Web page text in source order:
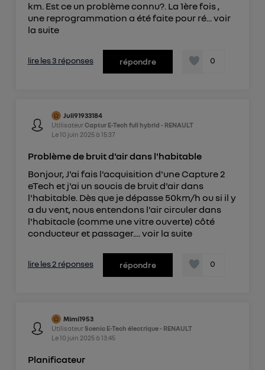
km. Est ce un problème connu?. La 1ère fois ,
une reprogrammation a été faite pour ré... voir
la suite
lire les 3 réponses répondre 0
Juli91933184
UtilisateurCaptur E-Tech full hybrid - RENAULT
Le10 juin 2025à 15:37
Problème de bruit d'air dans l'habitable
Bonjour, J'ai fais l'acquisition d'une Capture 2
eTech et j'ai un soucis de bruit d'air dans
l'habitable. Dès que je dépasse 50km/h ou si il y
a du vent, nous entendons l'air circuler dans
l'habitacle (comme une vitre ouverte) côté
conducteur et passager.... voir la suite
lire les 2 réponses répondre 0
Mimi1953
UtilisateurScenic E-Tech électrique - RENAULT
Le10 juin 2025à 13:45
Planificateur